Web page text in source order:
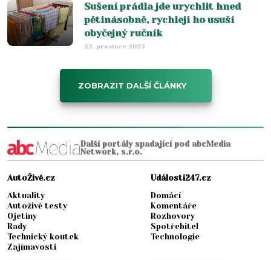
Sušení prádla jde urychlit hned
pětinásobně, rychleji ho usuší
obyčejný ručník
22. prosince 2023
ZOBRAZIT DALŠÍ ČLÁNKY
Další portály spadající pod abcMedia
Network, s.r.o.
AutoŽivě.cz
Aktuality
Autoživě testy
Ojetiny
Rady
Technický koutek
Zajímavosti
Události247.cz
Domácí
Komentáře
Rozhovory
Spotřebitel
Technologie